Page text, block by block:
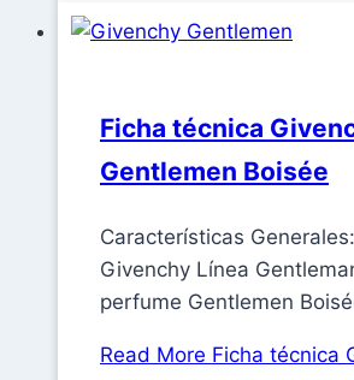
Ficha técnica
Gentlemen Boisée
Características
Givenchy Línea
perfume Gentlemen
Read More Ficha técnica